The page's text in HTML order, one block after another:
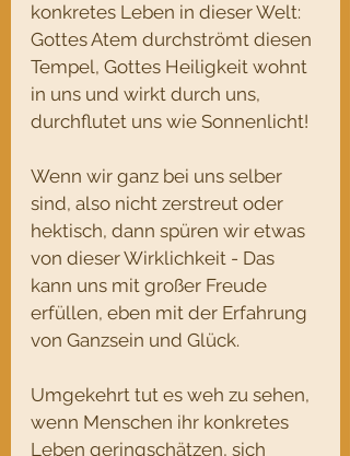
konkretes Leben in dieser Welt:
Gottes Atem durchströmt diesen
Tempel, Gottes Heiligkeit wohnt
in uns und wirkt durch uns,
durchflutet uns wie Sonnenlicht!
Wenn wir ganz bei uns selber
sind, also nicht zerstreut oder
hektisch, dann spüren wir etwas
von dieser Wirklichkeit - Das
kann uns mit großer Freude
erfüllen, eben mit der Erfahrung
von Ganzsein und Glück.
Umgekehrt tut es weh zu sehen,
wenn Menschen ihr konkretes
Leben geringschätzen, sich